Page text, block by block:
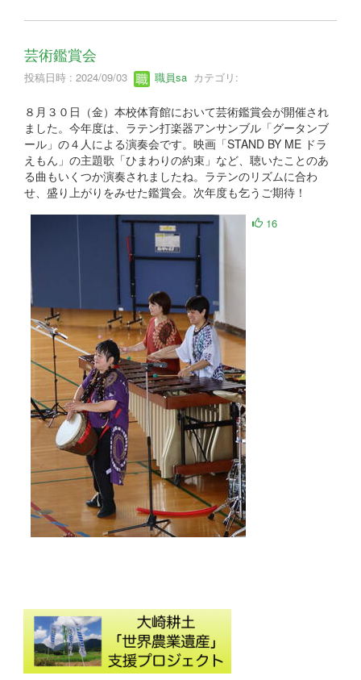
芸術鑑賞会
投稿日時 : 2024/09/03 職員sa カテゴリ:
８月３０日（金）本校体育館において芸術鑑賞会が開催され
ました。今年度は、ラテン打楽器アンサンブル「グータンブ
ール」の４人による演奏会です。映画「STAND BY ME ドラ
えもん」の主題歌「ひまわりの約束」など、聴いたことのあ
る曲もいくつか演奏されましたね。ラテンのリズムに合わ
せ、盛り上がりをみせた鑑賞会。次年度も乞うご期待！
16